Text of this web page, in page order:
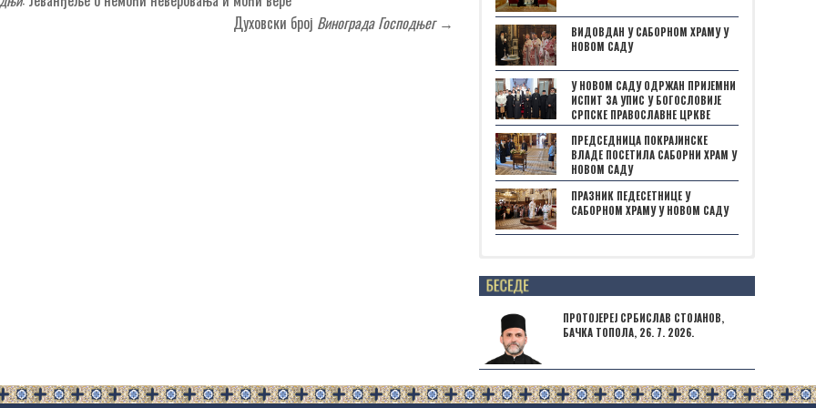
Духовски број Винограда Господњег→
ВИДОВДАН У САБОРНОМ ХРАМУ У
НОВОМ САДУ
У НОВОМ САДУ ОДРЖАН ПРИЈЕМНИ
ИСПИТ ЗА УПИС У БОГОСЛОВИЈЕ
СРПСКЕ ПРАВОСЛАВНЕ ЦРКВЕ
ПРЕДСЕДНИЦА ПОКРАЈИНСКЕ
ВЛАДЕ ПОСЕТИЛА САБОРНИ ХРАМ У
НОВОМ САДУ
ПРАЗНИК ПЕДЕСЕТНИЦЕ У
САБОРНОМ ХРАМУ У НОВОМ САДУ
Posts not found
ПРОТОЈЕРЕЈ СРБИСЛАВ СТОЈАНОВ,
БАЧКА ТОПОЛА, 26. 7. 2026.